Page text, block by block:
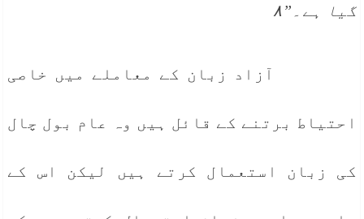
گیا ہے۔”۸
آزاد زبان کے معاملے میں خاصی
احتیاط برتنے کے قائل ہیں وہ عام بول چال
کی زبان استعمال کرتے ہیں لیکن اس کے